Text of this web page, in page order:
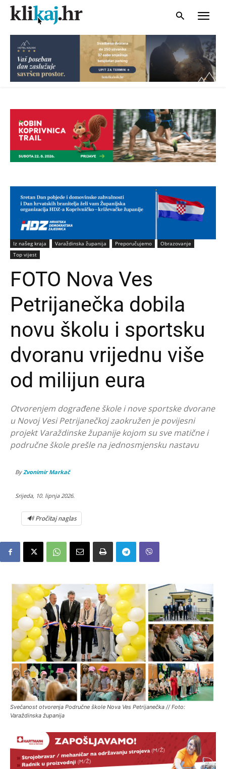
Iz našeg kraja Varaždinska županija Preporučujemo
Obrazovanje
Top vijest
FOTO Nova Ves
Petrijanečka dobila
novu školu i sportsku
dvoranu vrijednu više
od milijun eura
Otvorenjem dograđene škole i nove sportske dvorane
u Novoj Vesi Petrijanečkoj zaokružen je povijesni
projekt Varaždinske županije kojom su sve matične i
područne škole prešle na jednosmjensku nastavu
By Zvonimir Markač
Srijeda, 10. lipnja 2026.
🔊 Pročitaj naglas
Svečanost otvorenja Područne škole Nova Ves Petrijanečka // Foto:
Varaždinska županija